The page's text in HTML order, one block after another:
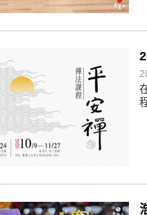
不執著、不妄想，當下即圓滿。